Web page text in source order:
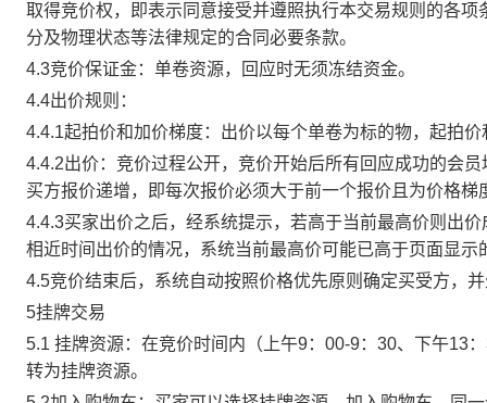
取得竞价权，即表示同意接受并遵照执行本交易规则的各
分及物理状态等法律规定的合同必要条款。
4.3竞价保证金：单卷资源，回应时无须冻结资金。
4.4出价规则：
4.4.1起拍价和加价梯度：出价以每个单卷为标的物，起拍
4.4.2出价：竞价过程公开，竞价开始后所有回应成功的会
买方报价递增，即每次报价必须大于前一个报价且为价格
4.4.3买家出价之后，经系统提示，若高于当前最高价则出
相近时间出价的情况，系统当前最高价可能已高于页面显示
4.5竞价结束后，系统自动按照价格优先原则确定买受方，
5挂牌交易
5.1 挂牌资源：在竞价时间内（上午9：00-9：30、下午13
转为挂牌资源。